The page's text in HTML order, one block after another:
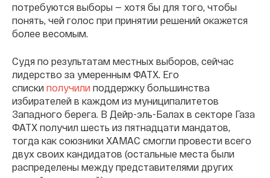
потребуются выборы — хотя бы для того, чтобы
понять, чей голос при принятии решений окажется
более весомым.
Судя по результатам местных выборов, сейчас
лидерство за умеренным ФАТХ. Его
списки получили поддержку большинства
избирателей в каждом из муниципалитетов
Западного берега. В Дейр-эль-Балах в секторе Газа
ФАТХ получил шесть из пятнадцати мандатов,
тогда как союзники ХАМАС смогли провести всего
двух своих кандидатов (остальные места были
распределены между представителями других